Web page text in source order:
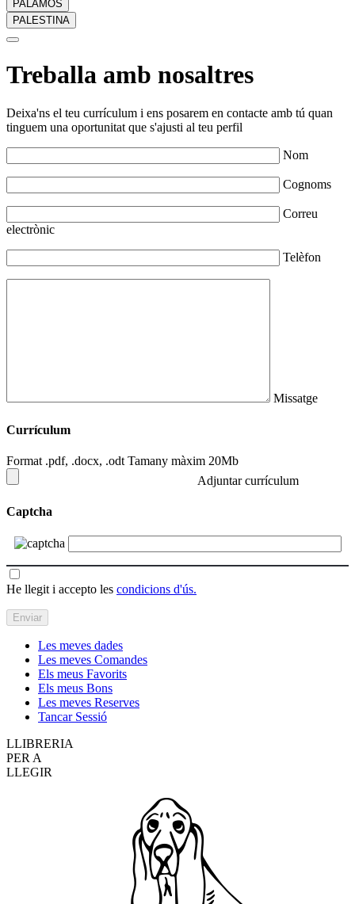
PALAMÓS
PALESTINA
Treballa amb nosaltres
Deixa'ns el teu currículum i ens posarem en contacte amb tú quan
tinguem una oportunitat que s'ajusti al teu perfil
Nom
Cognoms
Correu
electrònic
Telèfon
Missatge
Currículum
Format .pdf, .docx, .odt Tamany màxim 20Mb
Adjuntar currículum
Captcha
He llegit i accepto les condicions d'ús.
Les meves dades
Les meves Comandes
Els meus Favorits
Els meus Bons
Les meves Reserves
Tancar Sessió
LLIBRERIA
PER A
LLEGIR